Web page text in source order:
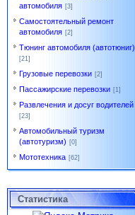
автомобиля [3]
Самостоятельный ремонт
автомобиля [2]
Тюнинг автомобиля (автотюниг)
[21]
Грузовые перевозки [2]
Пассажирские перевозки [1]
Развлечения и досуг водителей
[23]
Автомобильный туризм
(автотуризм) [0]
Мототехника [62]
Статистика